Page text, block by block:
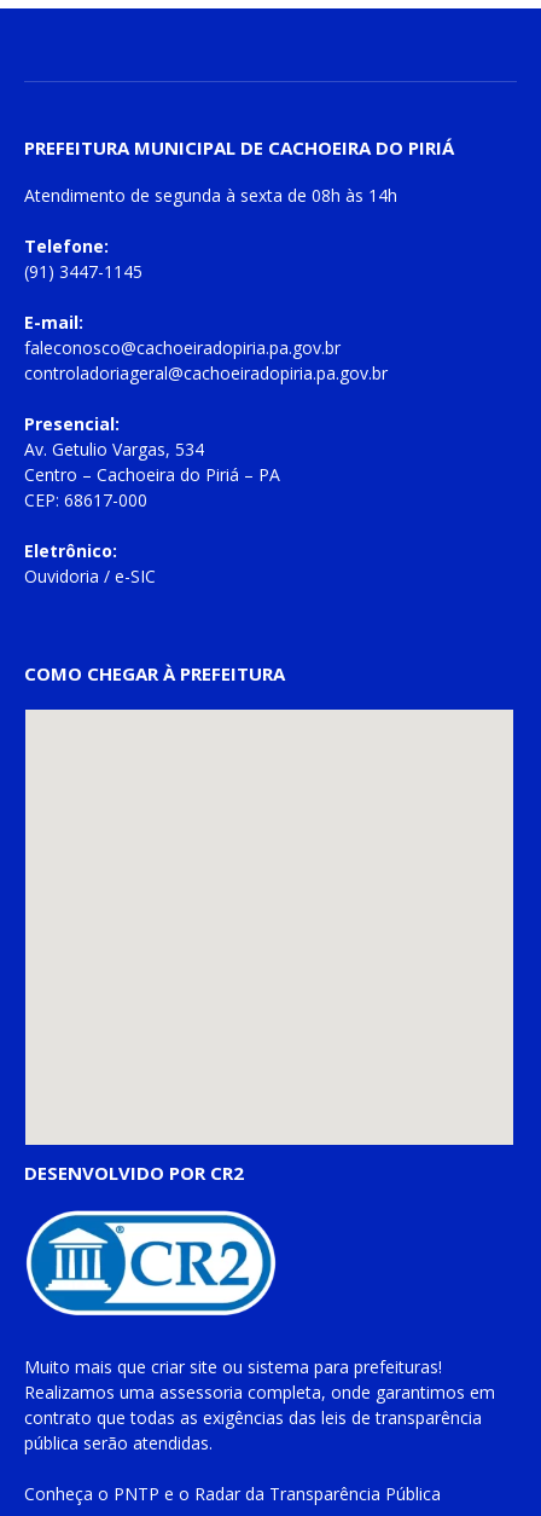
PREFEITURA MUNICIPAL DE CACHOEIRA DO PIRIÁ
Atendimento de segunda à sexta de 08h às 14h
Telefone:
(91) 3447-1145
E-mail:
faleconosco@cachoeiradopiria.pa.gov.br
controladoriageral@cachoeiradopiria.pa.gov.br
Presencial:
Av. Getulio Vargas, 534
Centro – Cachoeira do Piriá – PA
CEP: 68617-000
Eletrônico:
Ouvidoria / e-SIC
COMO CHEGAR À PREFEITURA
DESENVOLVIDO POR CR2
Muito mais que criar site ou sistema para prefeituras!
Realizamos uma assessoria completa, onde garantimos em
contrato que todas as exigências das leis de transparência
pública serão atendidas.
Conheça o PNTP e o Radar da Transparência Pública